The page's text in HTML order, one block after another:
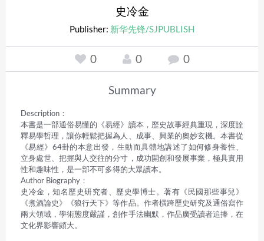
史冷金
Publisher: 新华先锋/SJPUBLISH
0 0 0
Summary
Description：
本書是一部通俗易懂的《易經》讀本，歷史故事經典重現，深度詮
釋易學哲理，讓你輕鬆把握為人、成事、興業的奧妙玄機。本書從
《易經》64卦的本意出發，生動而具體地講述了如何修身養性、
立身處世、把握與人交往的分寸，成功開創和發展事業，極具實用
性和趣味性，是一部不可多得的大眾讀本。
Author Biography：
史冷金，知名歷史研究者、歷史學博士。著有《民國那些事兒》
《煮酒論史》《狼行天下》等作品。作者橫跨歷史研究及通俗寫作
兩大領域，學術態度嚴謹，創作手法幽默，作品廣受讀者追捧，在
文化界影響頗大。